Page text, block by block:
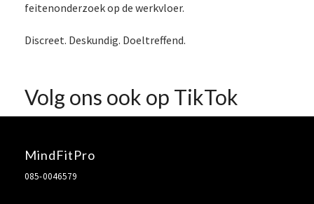
feitenonderzoek op de werkvloer.
Discreet. Deskundig. Doeltreffend.
Volg ons ook op TikTok
MindFitPro
085-0046579